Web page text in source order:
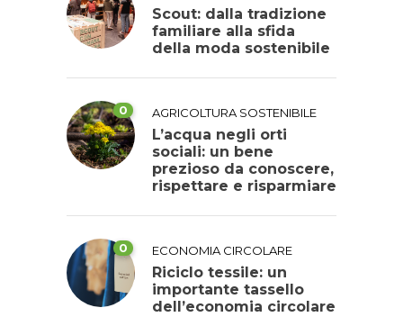
Scout: dalla tradizione
familiare alla sfida
della moda sostenibile
0 AGRICOLTURA SOSTENIBILE
L’acqua negli orti
sociali: un bene
prezioso da conoscere,
rispettare e risparmiare
0 ECONOMIA CIRCOLARE
Riciclo tessile: un
importante tassello
dell’economia circolare